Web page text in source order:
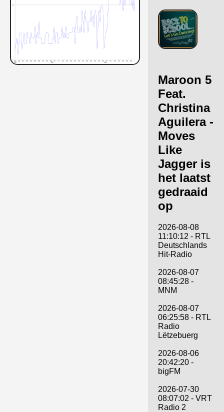
Maroon 5
Feat.
Christina
Aguilera -
Moves
Like
Jagger is
het laatst
gedraaid
op
2026-08-08
11:10:12 - RTL
Deutschlands
Hit-Radio
2026-08-07
08:45:28 -
MNM
2026-08-07
06:25:58 - RTL
Radio
Lëtzebuerg
2026-08-06
20:42:20 -
bigFM
2026-07-30
08:07:02 - VRT
Radio 2